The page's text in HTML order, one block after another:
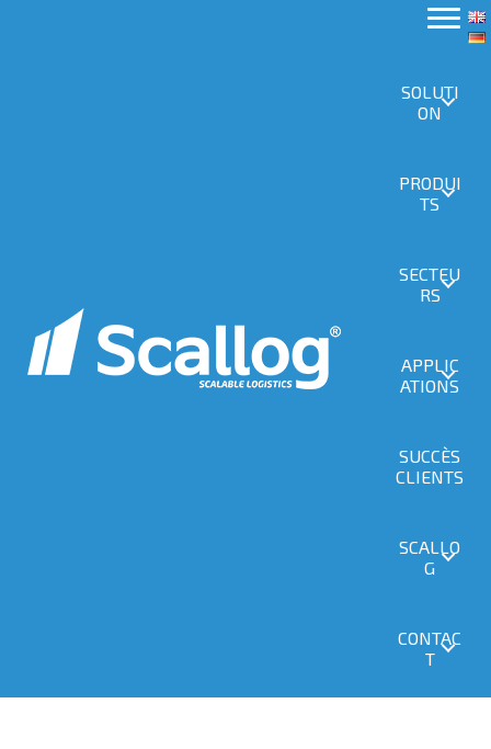
SOLUTI
ON
PRODUI
TS
SECTEU
RS
APPLIC
ATIONS
SUCCÈS
CLIENTS
SCALLO
G
CONTAC
T